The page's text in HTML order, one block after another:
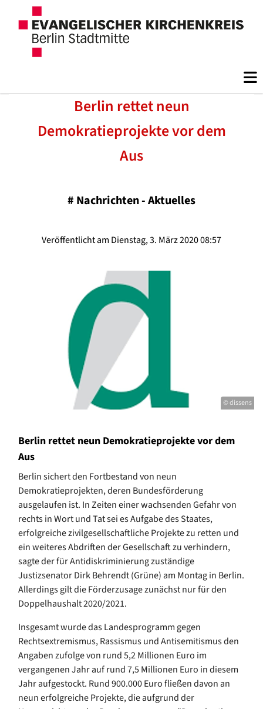
Berlin rettet neun
Demokratieprojekte vor dem
Aus
# Nachrichten - Aktuelles
Veröffentlicht am Dienstag, 3. März 2020 08:57
© dissens
Berlin rettet neun Demokratieprojekte vor dem
Aus
Berlin sichert den Fortbestand von neun
Demokratieprojekten, deren Bundesförderung
ausgelaufen ist. In Zeiten einer wachsenden Gefahr von
rechts in Wort und Tat sei es Aufgabe des Staates,
erfolgreiche zivilgesellschaftliche Projekte zu retten und
ein weiteres Abdriften der Gesellschaft zu verhindern,
sagte der für Antidiskriminierung zuständige
Justizsenator Dirk Behrendt (Grüne) am Montag in Berlin.
Allerdings gilt die Förderzusage zunächst nur für den
Doppelhaushalt 2020/2021.
Insgesamt wurde das Landesprogramm gegen
Rechtsextremismus, Rassismus und Antisemitismus den
Angaben zufolge von rund 5,2 Millionen Euro im
vergangenen Jahr auf rund 7,5 Millionen Euro in diesem
Jahr aufgestockt. Rund 900.000 Euro fließen davon an
neun erfolgreiche Projekte, die aufgrund der